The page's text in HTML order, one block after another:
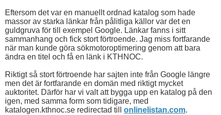
Eftersom det var en manuellt ordnad katalog som hade
massor av starka länkar från pålitliga källor var det en
guldgruva för till exempel Google. Länkar fanns i sitt
sammanhang och fick stort förtroende. Jag miss fortfarande
när man kunde göra sökmotoroptimering genom att bara
ändra en titel och få en länk i KTHNOC.
Riktigt så stort förtroende har sajten inte från Google längre
men det är fortfarande en domän med riktigt mycket
auktoritet. Därför har vi valt att bygga upp en katalog på den
igen, med samma form som tidigare, med
katalogen.kthnoc.se redirectad till onlinelistan.com.